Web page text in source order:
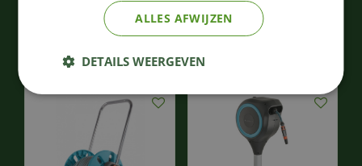
Bestellen Bestellen
ALLES AFWIJZEN
DETAILS WEERGEVEN